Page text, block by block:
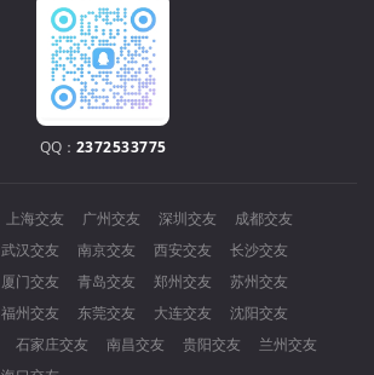
QQ： 2372533775
上海交友 广州交友 深圳交友
成都交友
武汉交友 南京交友 西安交友
长沙交友
厦门交友 青岛交友 郑州交友
苏州交友
福州交友 东莞交友 大连交友
沈阳交友
石家庄交友 南昌交友 贵阳交友
兰州交友